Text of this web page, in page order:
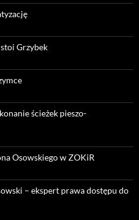
Grzybek
ścieżek pieszo-
Osowskiego w ZOKiR
– ekspert prawa dostępu do